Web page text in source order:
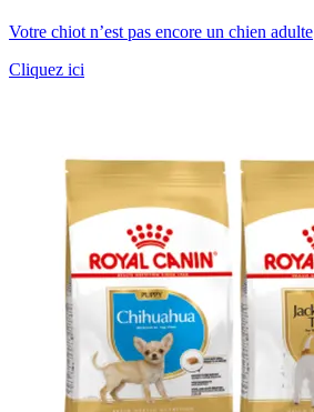
Votre chiot n’est pas encore un chien adulte
Cliquez ici